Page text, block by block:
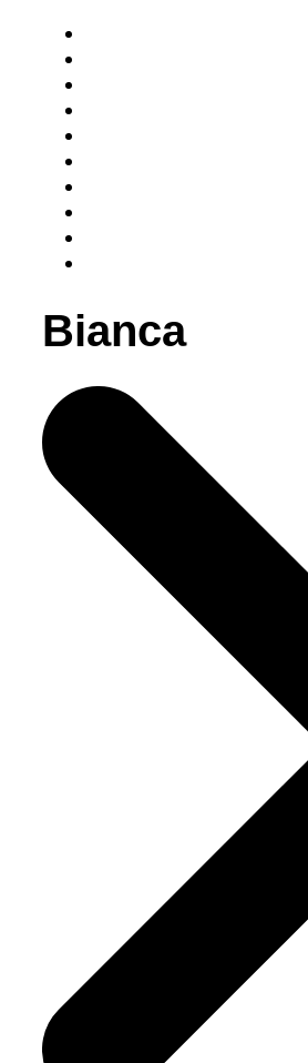
Bianca